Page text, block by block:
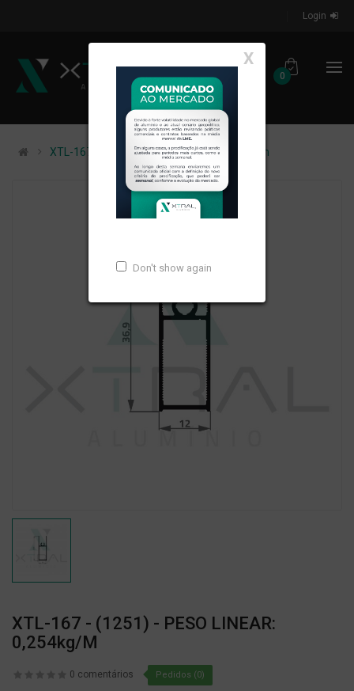
Login
0
X
Don't show again
XTL-167 - (1251) - PESO LINEAR: 0,254kg/m
XTL-167 - (1251) - PESO LINEAR:
0,254kg/m
0 comentários Pedidos (0)